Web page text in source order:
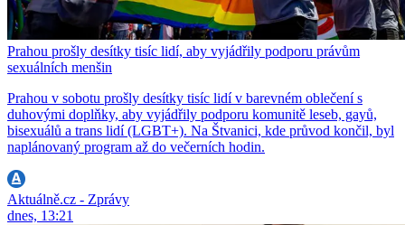
Prahou prošly desítky tisíc lidí, aby vyjádřily podporu právům
sexuálních menšin
Prahou v sobotu prošly desítky tisíc lidí v barevném oblečení s
duhovými doplňky, aby vyjádřily podporu komunitě leseb, gayů,
bisexuálů a trans lidí (LGBT+). Na Štvanici, kde průvod končil, byl
naplánovaný program až do večerních hodin.
Aktuálně.cz - Zprávy
dnes, 13:21